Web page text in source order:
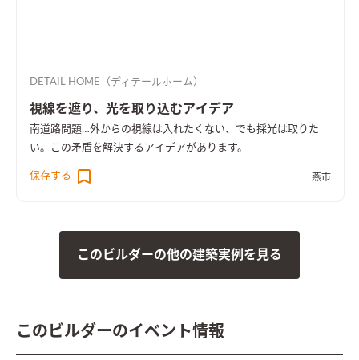
DETAIL HOME（ディテールホーム）
視線を遮り、光を取り込むアイデア
南道路問題…外からの視線は入れたくない、でも採光は取りた
い。この矛盾を解決するアイデアがあります。
保存する 燕市
このビルダーの他の建築実例を見る
このビルダーのイベント情報